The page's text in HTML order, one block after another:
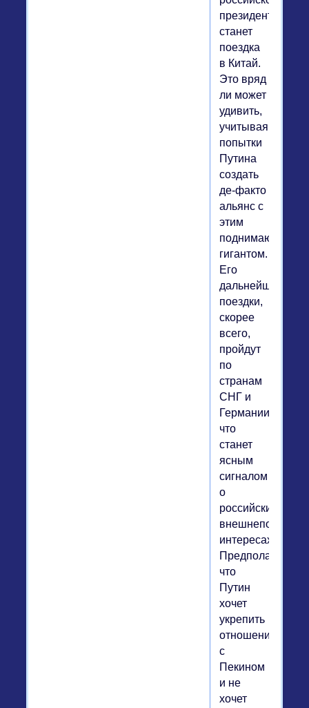
президента
станет
поездка
в Китай.
Это вряд
ли может
удивить,
учитывая
попытки
Путина
создать
де-факто
альянс с
этим
поднимающимся
гигантом.
Его
дальнейшие
поездки,
скорее
всего,
пройдут
по
странам
СНГ и
Германии,
что
станет
ясным
сигналом
о
российских
интересах.
Предполагаю,
что
Путин
хочет
укрепить
отношения
с
Пекином
и не
хочет